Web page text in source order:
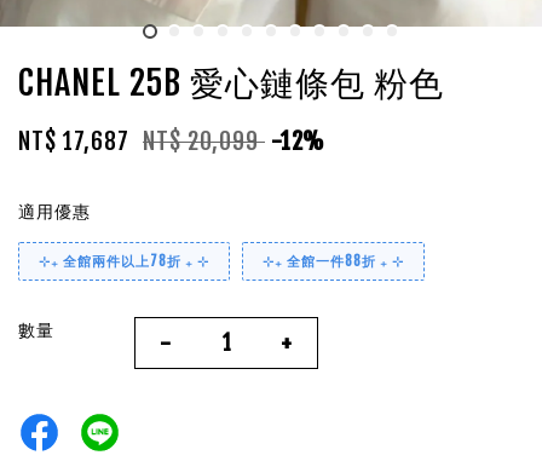
CHANEL 25B 愛心鏈條包 粉色
NT$ 17,687 NT$ 20,099 -12%
適用優惠
⊹₊ 全館兩件以上78折 ₊ ⊹ ⊹₊ 全館一件88折 ₊ ⊹
數量 - +